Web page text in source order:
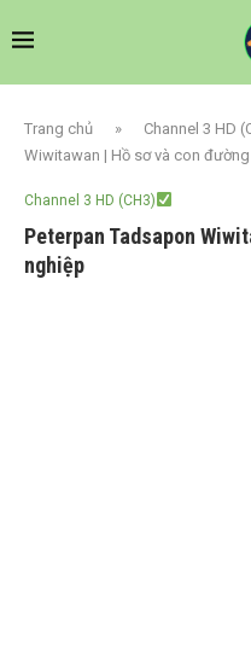
Trang chủ » Channel 3 HD
Wiwitawan | Hồ sơ và con
Channel 3 HD (CH3)
Peterpan Tadsapon
nghiệp